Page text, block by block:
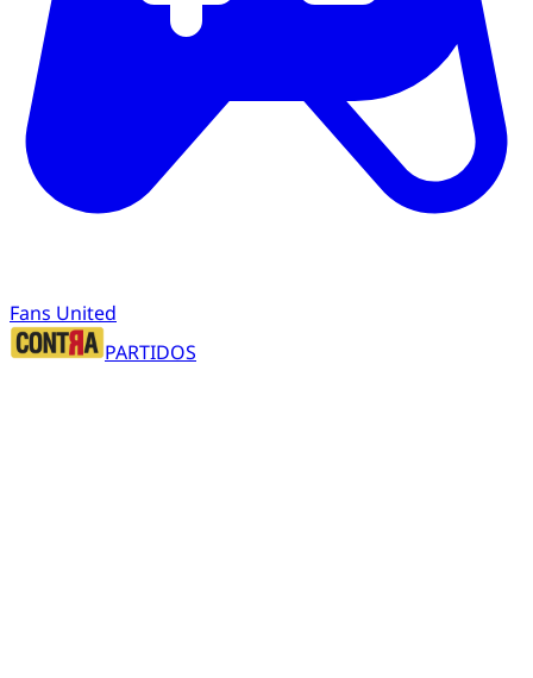
Fans United
PARTIDOS